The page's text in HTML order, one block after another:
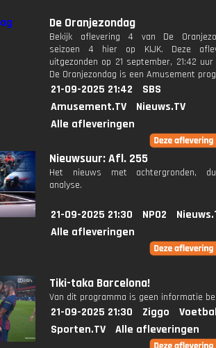
De Oranjezondag
Bekijk aflevering 4 van De
seizoen 4 hier op KIJK. Deze
uitgezonden op 21 september, 21:42
De Oranjezondag is een Amusement
21-09-2025 21:42
SBS
Amusement.TV
Nieuws.TV
Alle afleveringen
Nieuwsuur: Afl. 255
Het nieuws met achtergronden,
analyse.
21-09-2025 21:30 NPO2
Alle afleveringen
Tiki-taka Barcelona!
Van dit programma is geen informatie
21-09-2025 21:30 Ziggo
Sporten.TV
Alle afleveringen